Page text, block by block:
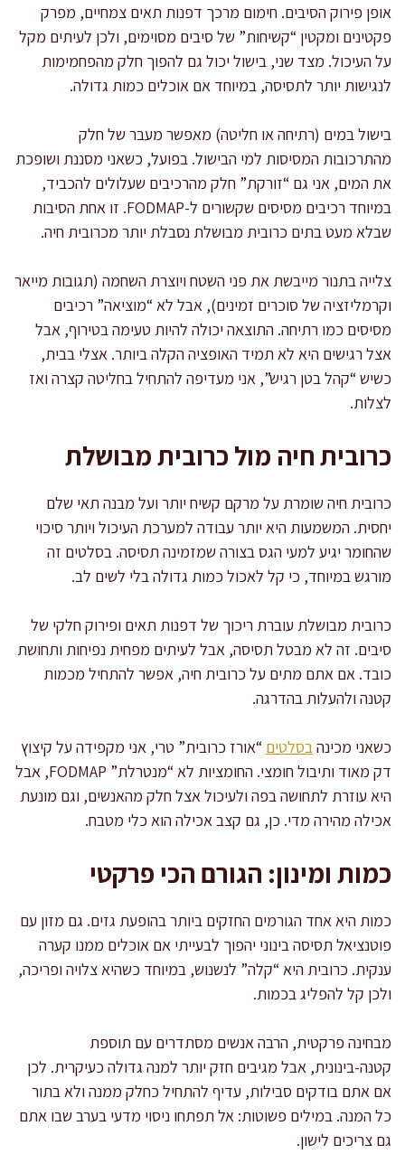
אופן פירוק הסיבים. חימום מרכך דפנות תאים צמחיים, מפרק
פקטינים ומקטין “קשיחות” של סיבים מסוימים, ולכן לעיתים מקל
על העיכול. מצד שני, בישול יכול גם להפוך חלק מהפחמימות
לנגישות יותר לתסיסה, במיוחד אם אוכלים כמות גדולה.
בישול במים (רתיחה או חליטה) מאפשר מעבר של חלק
מהתרכובות המסיסות למי הבישול. בפועל, כשאני מסננת ושופכת
את המים, אני גם “זורקת” חלק מהרכיבים שעלולים להכביד,
במיוחד רכיבים מסיסים שקשורים ל-FODMAP. זו אחת הסיבות
שבלא מעט בתים כרובית מבושלת נסבלת יותר מכרובית חיה.
צלייה בתנור מייבשת את פני השטח ויוצרת השחמה (תגובות מייאר
וקרמליזציה של סוכרים זמינים), אבל לא “מוציאה” רכיבים
מסיסים כמו רתיחה. התוצאה יכולה להיות טעימה בטירוף, אבל
אצל רגישים היא לא תמיד האופציה הקלה ביותר. אצלי בבית,
כשיש “קהל בטן רגיש”, אני מעדיפה להתחיל בחליטה קצרה ואז
לצלות.
כרובית חיה מול כרובית מבושלת
כרובית חיה שומרת על מרקם קשיח יותר ועל מבנה תאי שלם
יחסית. המשמעות היא יותר עבודה למערכת העיכול ויותר סיכוי
שהחומר יגיע למעי הגס בצורה שמזמינה תסיסה. בסלטים זה
מורגש במיוחד, כי קל לאכול כמות גדולה בלי לשים לב.
כרובית מבושלת עוברת ריכוך של דפנות תאים ופירוק חלקי של
סיבים. זה לא מבטל תסיסה, אבל לעיתים מפחית נפיחות ותחושת
כובד. אם אתם מתים על כרובית חיה, אפשר להתחיל מכמות
קטנה ולהעלות בהדרגה.
כשאני מכינהבסלטים “אורז כרובית” טרי, אני מקפידה על קיצוץ
דק מאוד ותיבול חומצי. החומציות לא “מנטרלת” FODMAP, אבל
היא עוזרת לתחושה בפה ולעיכול אצל חלק מהאנשים, וגם מונעת
אכילה מהירה מדי. כן, גם קצב אכילה הוא כלי מטבח.
כמות ומינון: הגורם הכי פרקטי
כמות היא אחד הגורמים החזקים ביותר בהופעת גזים. גם מזון עם
פוטנציאל תסיסה בינוני יהפוך לבעייתי אם אוכלים ממנו קערה
ענקית. כרובית היא “קלה” לנשנוש, במיוחד כשהיא צלויה ופריכה,
ולכן קל להפליג בכמות.
מבחינה פרקטית, הרבה אנשים מסתדרים עם תוספת
קטנה-בינונית, אבל מגיבים חזק יותר למנה גדולה כעיקרית. לכן
אם אתם בודקים סבילות, עדיף להתחיל כחלק ממנה ולא בתור
כל המנה. במילים פשוטות: אל תפתחו ניסוי מדעי בערב שבו אתם
גם צריכים לישון.